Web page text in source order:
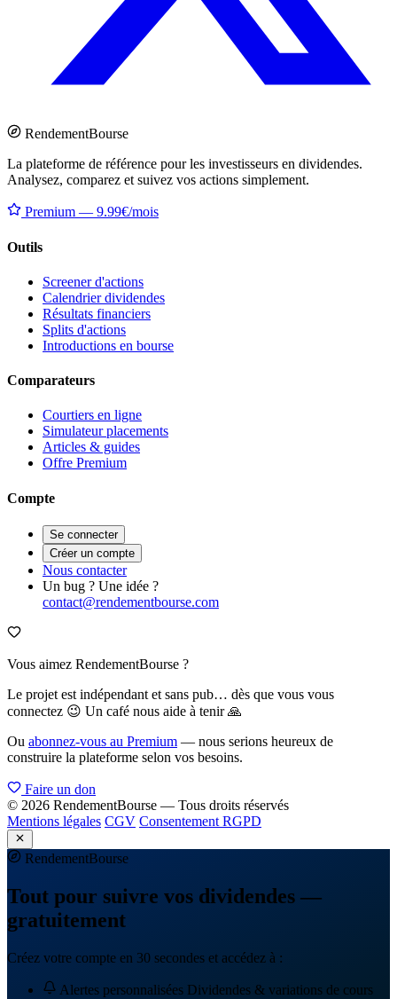
RendementBourse
La plateforme de référence pour les investisseurs en dividendes.
Analysez, comparez et suivez vos actions simplement.
Premium — 9.99€/mois
Outils
Screener d'actions
Calendrier dividendes
Résultats financiers
Splits d'actions
Introductions en bourse
Comparateurs
Courtiers en ligne
Simulateur placements
Articles & guides
Offre Premium
Compte
Se connecter
Créer un compte
Nous contacter
Un bug ? Une idée ?
contact@rendementbourse.com
Vous aimez RendementBourse ?
Le projet est indépendant et sans pub… dès que vous vous
connectez 😉 Un café nous aide à tenir 🙏
Ou abonnez-vous au Premium — nous serions heureux de
construire la plateforme selon vos besoins.
Faire un don
© 2026 RendementBourse — Tous droits réservés
Mentions légales CGV Consentement RGPD
RendementBourse
Tout pour suivre vos dividendes —
gratuitement
Créez votre compte en 30 secondes et accédez à :
Alertes personnalisées Dividendes & variations de cours